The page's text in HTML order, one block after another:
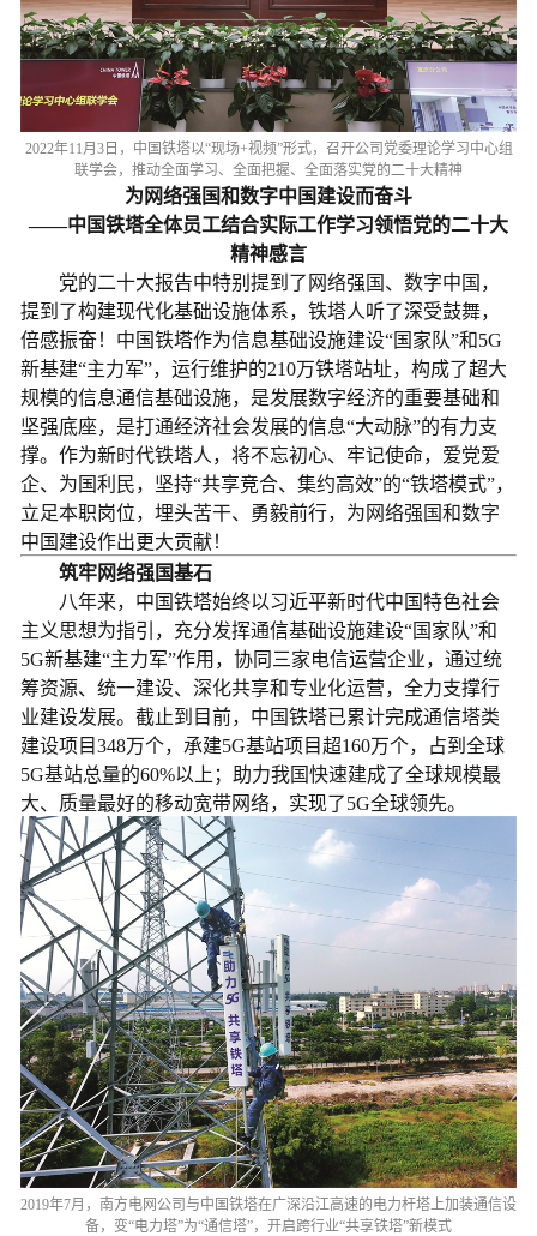
2022年11月3日，中国铁塔以“现场+视频”形式，召开公司党委理论学习中心组
联学会，推动全面学习、全面把握、全面落实党的二十大精神
为网络强国和数字中国建设而奋斗
——中国铁塔全体员工结合实际工作学习领悟党的二十大
精神感言
党的二十大报告中特别提到了网络强国、数字中国，
提到了构建现代化基础设施体系，铁塔人听了深受鼓舞，
倍感振奋！中国铁塔作为信息基础设施建设“国家队”和5G
新基建“主力军”，运行维护的210万铁塔站址，构成了超大
规模的信息通信基础设施，是发展数字经济的重要基础和
坚强底座，是打通经济社会发展的信息“大动脉”的有力支
撑。作为新时代铁塔人，将不忘初心、牢记使命，爱党爱
企、为国利民，坚持“共享竞合、集约高效”的“铁塔模式”，
立足本职岗位，埋头苦干、勇毅前行，为网络强国和数字
中国建设作出更大贡献！
筑牢网络强国基石
八年来，中国铁塔始终以习近平新时代中国特色社会
主义思想为指引，充分发挥通信基础设施建设“国家队”和
5G新基建“主力军”作用，协同三家电信运营企业，通过统
筹资源、统一建设、深化共享和专业化运营，全力支撑行
业建设发展。截止到目前，中国铁塔已累计完成通信塔类
建设项目348万个，承建5G基站项目超160万个，占到全球
5G基站总量的60%以上；助力我国快速建成了全球规模最
大、质量最好的移动宽带网络，实现了5G全球领先。
2019年7月，南方电网公司与中国铁塔在广深沿江高速的电力杆塔上加装通信设
备，变“电力塔”为“通信塔”，开启跨行业“共享铁塔”新模式